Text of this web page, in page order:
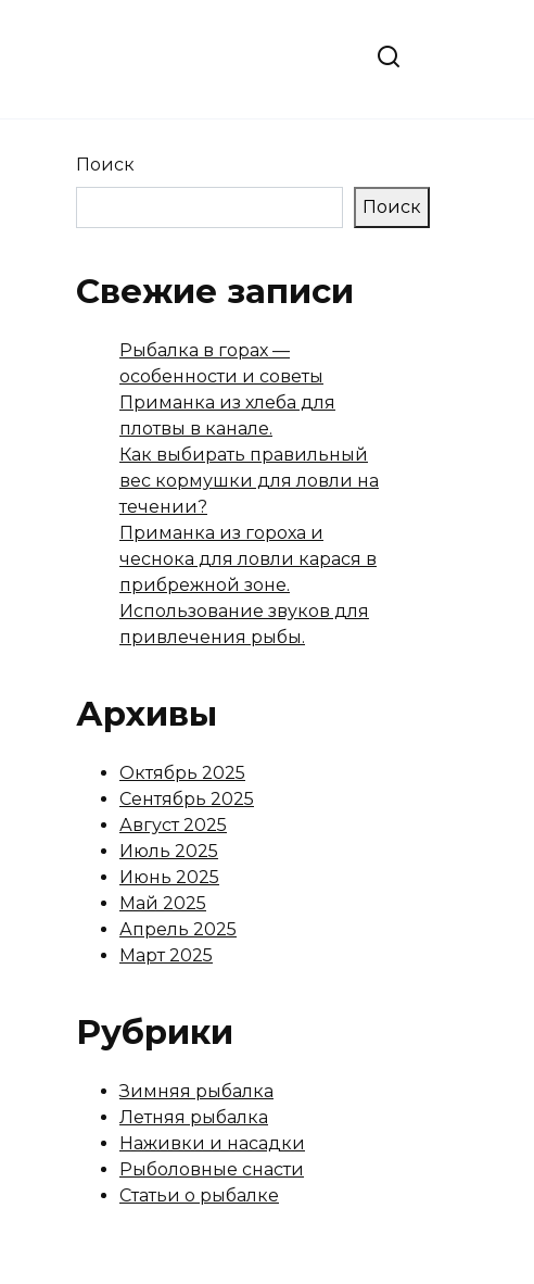
Поиск
Поиск
Свежие записи
Рыбалка в горах —
особенности и советы
Приманка из хлеба для
плотвы в канале.
Как выбирать правильный
вес кормушки для ловли на
течении?
Приманка из гороха и
чеснока для ловли карася в
прибрежной зоне.
Использование звуков для
привлечения рыбы.
Архивы
Октябрь 2025
Сентябрь 2025
Август 2025
Июль 2025
Июнь 2025
Май 2025
Апрель 2025
Март 2025
Рубрики
Зимняя рыбалка
Летняя рыбалка
Наживки и насадки
Рыболовные снасти
Статьи о рыбалке